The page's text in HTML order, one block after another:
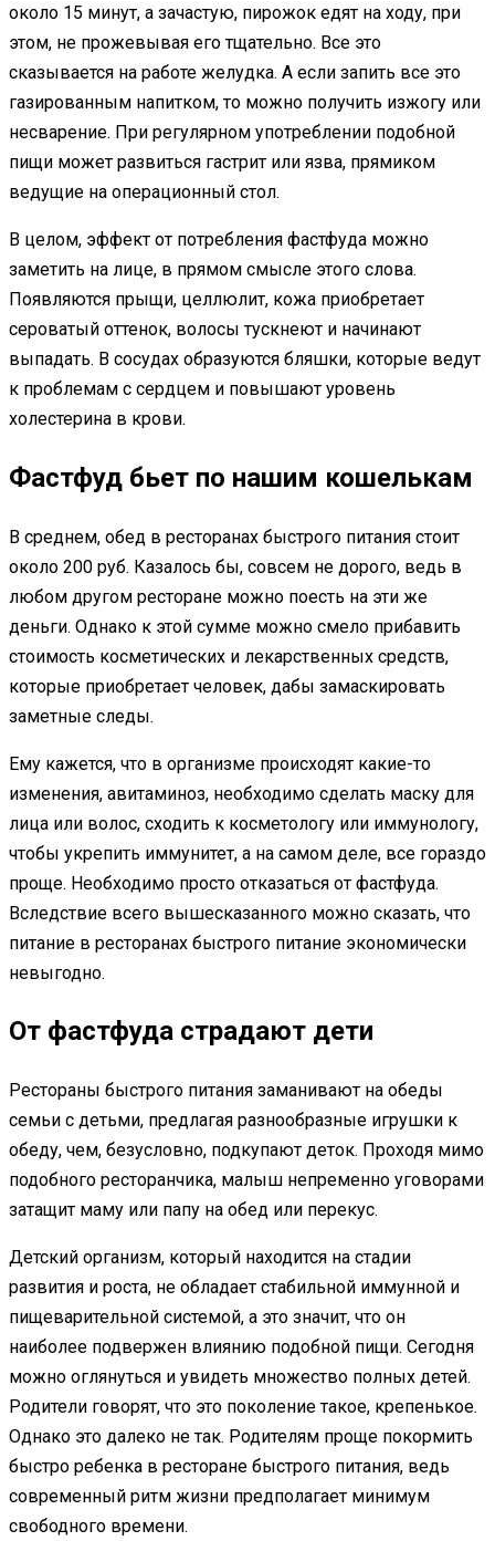
около 15 минут, а зачастую, пирожок едят на ходу, при
этом, не прожевывая его тщательно. Все это
сказывается на работе желудка. А если запить все это
газированным напитком, то можно получить изжогу или
несварение. При регулярном употреблении подобной
пищи может развиться гастрит или язва, прямиком
ведущие на операционный стол.
В целом, эффект от потребления фастфуда можно
заметить на лице, в прямом смысле этого слова.
Появляются прыщи, целлюлит, кожа приобретает
сероватый оттенок, волосы тускнеют и начинают
выпадать. В сосудах образуются бляшки, которые ведут
к проблемам с сердцем и повышают уровень
холестерина в крови.
Фастфуд бьет по нашим кошелькам
В среднем, обед в ресторанах быстрого питания стоит
около 200 руб. Казалось бы, совсем не дорого, ведь в
любом другом ресторане можно поесть на эти же
деньги. Однако к этой сумме можно смело прибавить
стоимость косметических и лекарственных средств,
которые приобретает человек, дабы замаскировать
заметные следы.
Ему кажется, что в организме происходят какие-то
изменения, авитаминоз, необходимо сделать маску для
лица или волос, сходить к косметологу или иммунологу,
чтобы укрепить иммунитет, а на самом деле, все гораздо
проще. Необходимо просто отказаться от фастфуда.
Вследствие всего вышесказанного можно сказать, что
питание в ресторанах быстрого питание экономически
невыгодно.
От фастфуда страдают дети
Рестораны быстрого питания заманивают на обеды
семьи с детьми, предлагая разнообразные игрушки к
обеду, чем, безусловно, подкупают деток. Проходя мимо
подобного ресторанчика, малыш непременно уговорами
затащит маму или папу на обед или перекус.
Детский организм, который находится на стадии
развития и роста, не обладает стабильной иммунной и
пищеварительной системой, а это значит, что он
наиболее подвержен влиянию подобной пищи. Сегодня
можно оглянуться и увидеть множество полных детей.
Родители говорят, что это поколение такое, крепенькое.
Однако это далеко не так. Родителям проще покормить
быстро ребенка в ресторане быстрого питания, ведь
современный ритм жизни предполагает минимум
свободного времени.